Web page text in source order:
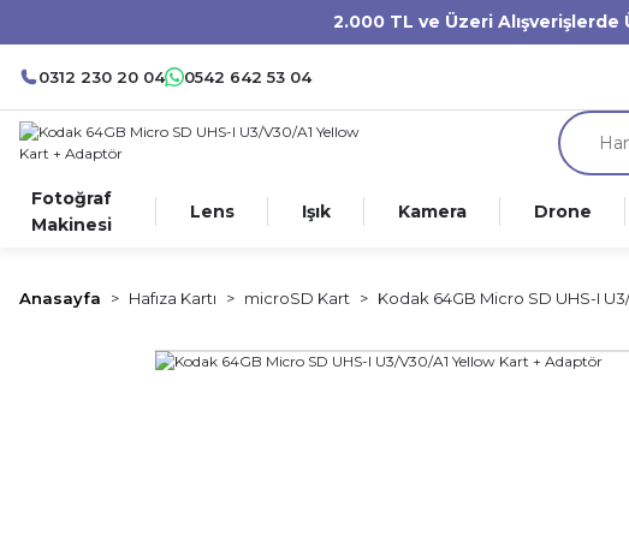
2.000 TL ve Üzeri Alışverişlerde
0312 230 20 04 0542 642 53 04
Fotoğraf
Makinesi
Lens Işık Kamera Drone
Anasayfa Hafıza Kartı microSD Kart Kodak 64GB Micro SD UHS-I